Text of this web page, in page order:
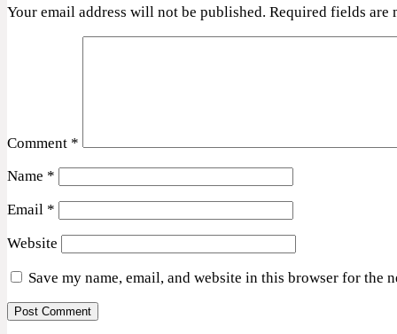
Your email address will not be published. Required fields are
Comment *
Name *
Email *
Website
Save my name, email, and website in this browser for the